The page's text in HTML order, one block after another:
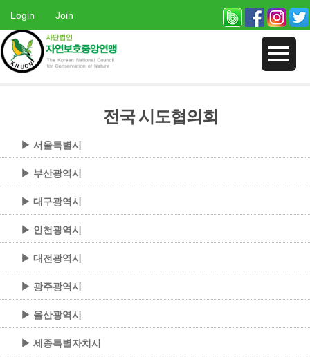
Login Join
전국 시도협의회
▶ 서울특별시
▶ 부산광역시
▶ 대구광역시
▶ 인천광역시
▶ 대전광역시
▶ 광주광역시
▶ 울산광역시
▶ 세종특별자치시